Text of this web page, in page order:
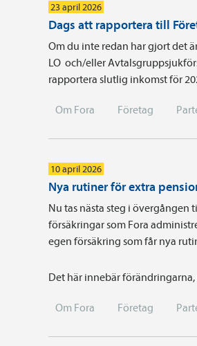
23 april 2026
Dags att rapportera till
Om du inte redan har gjort det
LO och/eller
rapportera slutlig inkomst för
Om Fora Företag
10 april 2026
Nya rutiner för extra
Nu tas nästa steg i
försäkringar som Fora
egen försäkring som får nya
Det här innebär förändringarna,
Om Fora Företag